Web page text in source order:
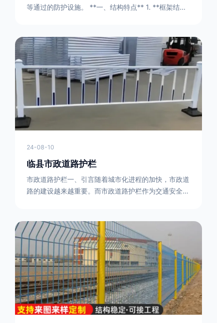
等通过的防护设施。 **一、结构特点** 1. **框架结构
方形的框架组合。这些框架相互连接，形成一个稳定的
结构，能够承受一定的冲击力。例如，在一些临时交通
管制的现场，三角形框架的拒马护栏可以很方便地拼接
在一起，像一个个小的三角锥形状的结构单
24-08-10
临县市政道路护栏
市政道路护栏一、引言随着城市化进程的加快，市政道
路的建设越来越重要。而市政道路护栏作为交通安全的
的功能防护功能：市政道路护栏的主要功能是防止车辆
失控，保护行人安全。它可以有效地阻止因驾驶员疏忽
或车辆故障而导致的事故发生，减少交通事故的发生
率。隔离功能：市政道路护栏可以将道路与人行道、绿
化带等隔离开来，避